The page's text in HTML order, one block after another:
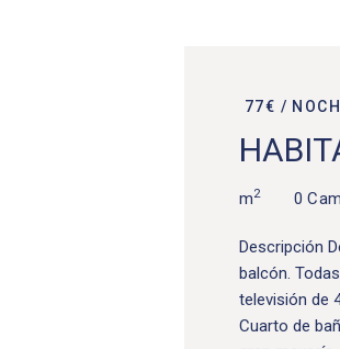
77€ /
m2 0
Descripción
balcón.
televisión de
Cuarto de